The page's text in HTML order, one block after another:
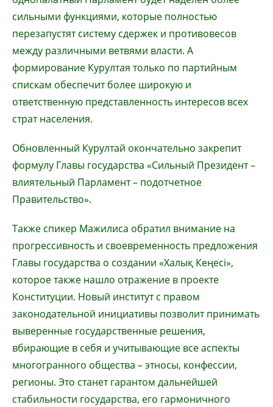
сильными функциями, которые полностью
перезапустят систему сдержек и противовесов
между различными ветвями власти. А
формирование Курултая только по партийным
спискам обеспечит более широкую и
ответственную представленность интересов всех
страт населения.
Обновленный Курултай окончательно закрепит
формулу Главы государства «Сильный Президент –
влиятельный Парламент – подотчетное
Правительство».
Также спикер Мажилиса обратил внимание на
прогрессивность и своевременность предложения
Главы государства о создании «Халық Кеңесі»,
которое также нашло отражение в проекте
Конституции. Новый институт с правом
законодательной инициативы позволит принимать
выверенные государственные решения,
вбирающие в себя и учитывающие все аспекты
многогранного общества – этносы, конфессии,
регионы. Это станет гарантом дальнейшей
стабильности государства, его гармоничного